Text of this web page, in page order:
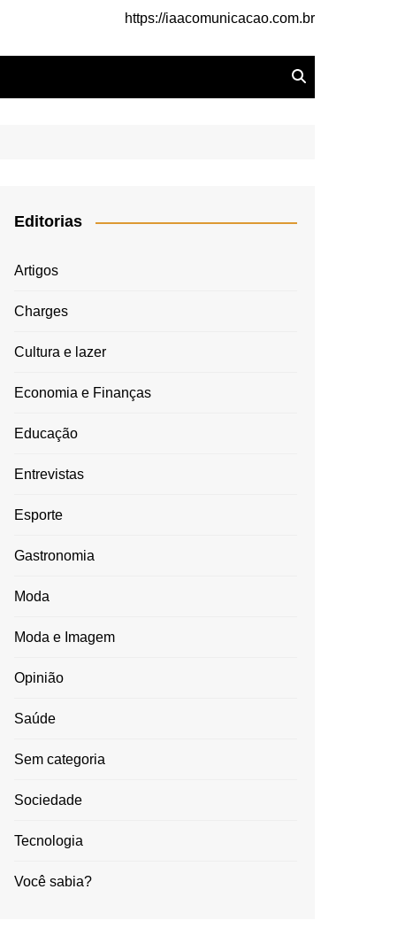
https://iaacomunicacao.com.br
Editorias
Artigos
Charges
Cultura e lazer
Economia e Finanças
Educação
Entrevistas
Esporte
Gastronomia
Moda
Moda e Imagem
Opinião
Saúde
Sem categoria
Sociedade
Tecnologia
Você sabia?